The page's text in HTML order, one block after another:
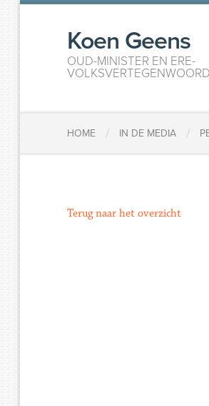
Koen Geens
OUD-MINISTER EN ERE-
HOME / IN DE MEDIA /
Terug naar het overzicht